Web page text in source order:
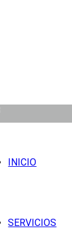
INICIO
SERVICIOS